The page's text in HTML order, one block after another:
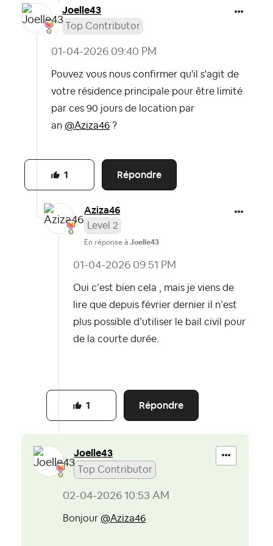
Joelle43
Top Contributor
‎01-04-2026 09:40 PM
Pouvez vous nous confirmer qu'il s'agit de
votre résidence principale pour être limité
par ces 90 jours de location par
an @Aziza46 ?
Répondre
1
Aziza46
Level 2
En réponse à Joelle43
‎01-04-2026 09:51 PM
Oui c’est bien cela , mais je viens de
lire que depuis février dernier il n’est
plus possible d’utiliser le bail civil pour
de la courte durée.
Répondre
1
Joelle43
Top Contributor
‎02-04-2026 10:53 AM
Bonjour @Aziza46